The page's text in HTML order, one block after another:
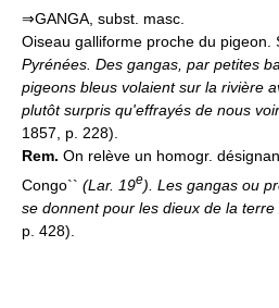
⇒GANGA, subst. masc.
Oiseau galliforme proche du pigeon.
Pyrénées. Des gangas, par petites
pigeons bleus volaient sur la rivière
plutôt surpris qu'effrayés de nous voir
1857, p. 228).
Rem. On relève un homogr.
Congo`` (Lar. 19e). Les gangas ou
se donnent pour les dieux de la terre
p. 428).